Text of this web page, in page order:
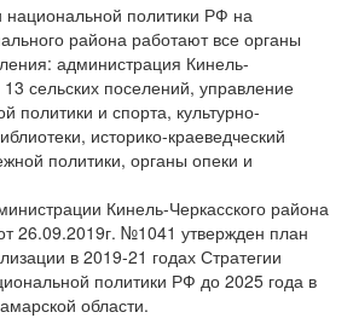
политики РФ на
района работают все органы
администрация Кинель-
сельских поселений, управление
политики и спорта, культурно-
историко-краеведческий
политики, органы опеки и
Кинель-Черкасского района
26.09.2019г. №1041 утвержден план
в 2019-21 годах Стратегии
политики РФ до 2025 года в
области.